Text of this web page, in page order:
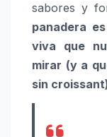
sabores y
panadera
viva que
mirar (y a
sin